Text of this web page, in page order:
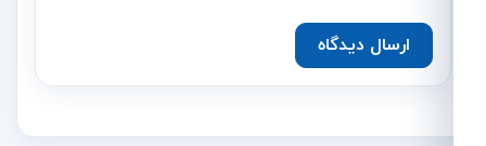
ارسال دیدگاه